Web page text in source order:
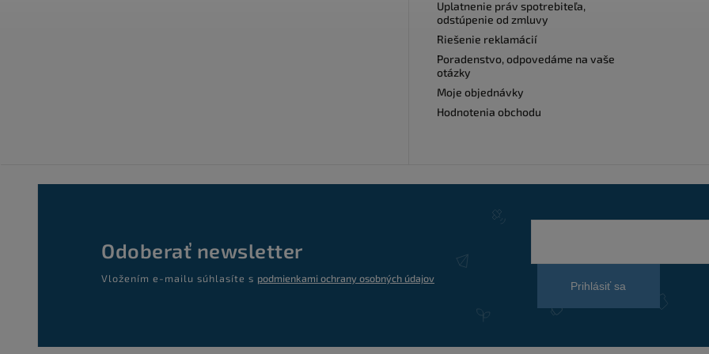
Uplatnenie práv spotrebiteľa,
odstúpenie od zmluvy
Riešenie reklamácií
Poradenstvo, odpovedáme na vaše
otázky
Moje objednávky
Hodnotenia obchodu
Odoberať newsletter
Vložením e-mailu súhlasíte s podmienkami ochrany osobných údajov
Prihlásiť sa